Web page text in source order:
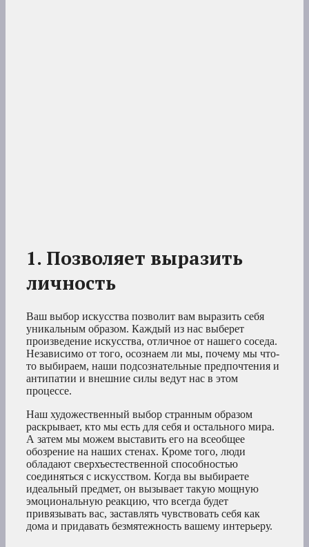
1. Позволяет выразить
личность
Ваш выбор искусства позволит вам выразить себя
уникальным образом. Каждый из нас выберет
произведение искусства, отличное от нашего соседа.
Независимо от того, осознаем ли мы, почему мы что-
то выбираем, наши подсознательные предпочтения и
антипатии и внешние силы ведут нас в этом
процессе.
Наш художественный выбор странным образом
раскрывает, кто мы есть для себя и остального мира.
А затем мы можем выставить его на всеобщее
обозрение на наших стенах. Кроме того, люди
обладают сверхъестественной способностью
соединяться с искусством. Когда вы выбираете
идеальный предмет, он вызывает такую мощную
эмоциональную реакцию, что всегда будет
привязывать вас, заставлять чувствовать себя как
дома и придавать безмятежность вашему интерьеру.